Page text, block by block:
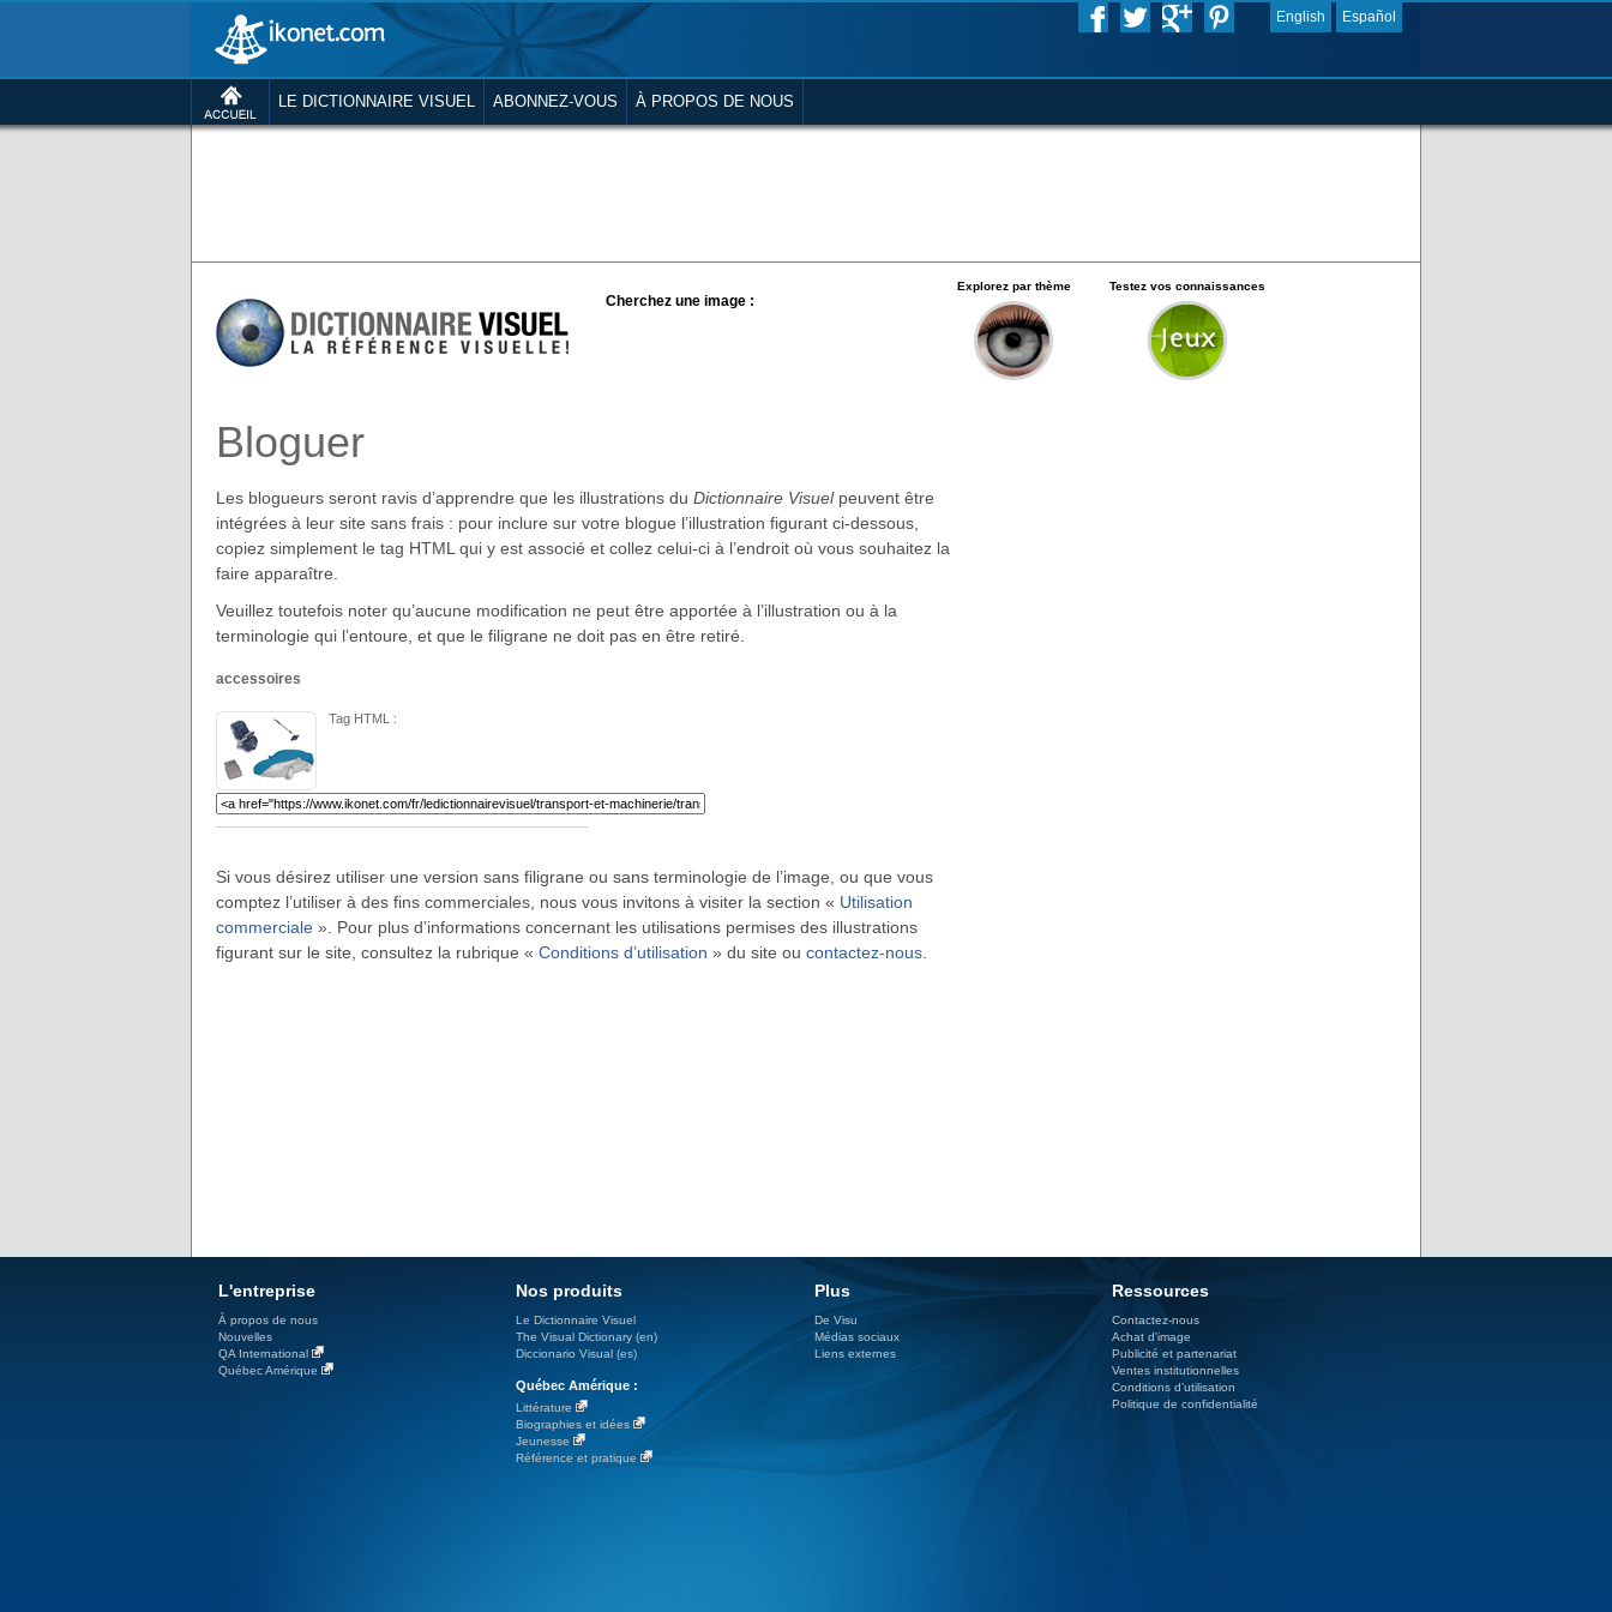
English Español
LE DICTIONNAIRE VISUEL ABONNEZ-VOUS À PROPOS DE NOUS
Cherchez une image :
Explorez par thème Testez vos connaissances
Bloguer
Les blogueurs seront ravis d’apprendre que les illustrations du Dictionnaire Visuelpeuvent être
intégrées à leur site sans frais : pour inclure sur votre blogue l’illustration figurant ci-dessous,
copiez simplement le tag HTML qui y est associé et collez celui-ci à l’endroit où vous souhaitez la
faire apparaître.
Veuillez toutefois noter qu’aucune modification ne peut être apportée à l’illustration ou à la
terminologie qui l’entoure, et que le filigrane ne doit pas en être retiré.
accessoires
Tag HTML :
Si vous désirez utiliser une version sans filigrane ou sans terminologie de l’image, ou que vous
comptez l’utiliser à des fins commerciales, nous vous invitons à visiter la section « Utilisation
commerciale ». Pour plus d’informations concernant les utilisations permises des illustrations
figurant sur le site, consultez la rubrique « Conditions d’utilisation » du site ou contactez-nous
L'entreprise
À propos de nous
Nouvelles
QA International
Québec Amérique
Nos produits
Le Dictionnaire Visuel
The Visual Dictionary (en)
Diccionario Visual (es)
Québec Amérique :
Littérature
Biographies et idées
Jeunesse
Référence et pratique
Plus
De Visu
Médias sociaux
Liens externes
Ressources
Contactez-nous
Achat d'image
Publicité et partenariat
Ventes institutionnelles
Conditions d’utilisation
Politique de confidentialité